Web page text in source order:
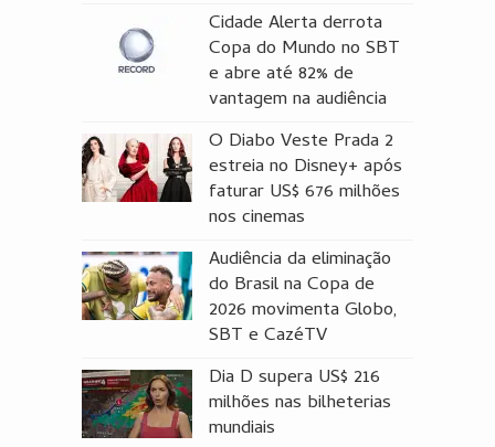
Cidade Alerta derrota
Copa do Mundo no SBT
e abre até 82% de
vantagem na audiência
O Diabo Veste Prada 2
estreia no Disney+ após
faturar US$ 676 milhões
nos cinemas
Audiência da eliminação
do Brasil na Copa de
2026 movimenta Globo,
SBT e CazéTV
Dia D supera US$ 216
milhões nas bilheterias
mundiais